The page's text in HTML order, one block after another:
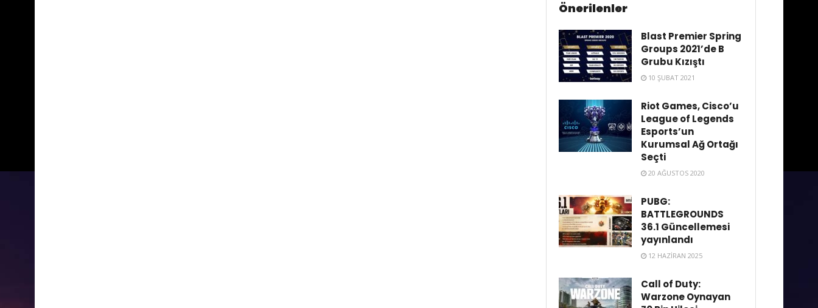
Önerilenler
Blast Premier Spring
Groups 2021’de B
Grubu Kızıştı
10 ŞUBAT 2021
Riot Games, Cisco’u
League of Legends
Esports’un
Kurumsal Ağ Ortağı
Seçti
20 AĞUSTOS 2020
PUBG:
BATTLEGROUNDS
36.1 Güncellemesi
yayınlandı
12 HAZIRAN 2025
Call of Duty:
Warzone Oynayan